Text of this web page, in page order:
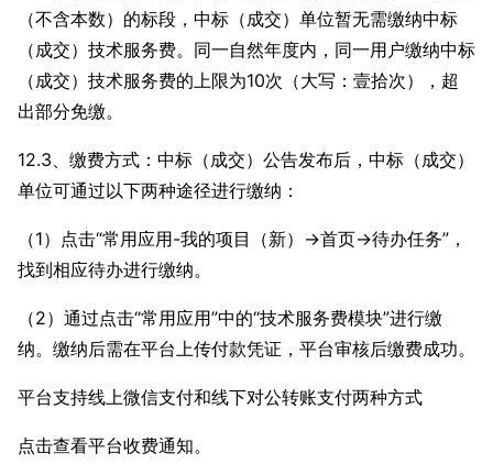
（不含本数）的标段，中标（成交）单位暂无需缴纳中标
（成交）技术服务费。同一自然年度内，同一用户缴纳中标
（成交）技术服务费的上限为10次（大写：壹拾次），超
出部分免缴。
12.3、缴费方式：中标（成交）公告发布后，中标（成交）
单位可通过以下两种途径进行缴纳：
（1）点击“常用应用-我的项目（新）→首页→待办任务”，
找到相应待办进行缴纳。
（2）通过点击“常用应用”中的“技术服务费模块”进行缴
纳。缴纳后需在平台上传付款凭证，平台审核后缴费成功。
平台支持线上微信支付和线下对公转账支付两种方式
点击查看平台收费通知。